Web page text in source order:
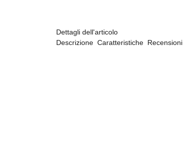
Dettagli dell'articolo
Descrizione Caratteristiche Recensioni